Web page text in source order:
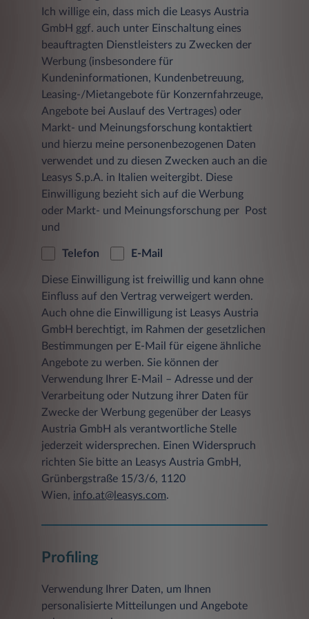
Wien,datenschutz.at@leasys.com.
2. Welche personenbezogenen Daten werden
erfasst?
a) Protokolldaten
Bei jedem Zugriff eines Nutzers auf eine Seite
aus dem Angebot der Leasys Austria GmbH
und bei jedem Abruf einer Datei werden
Zugriffsdaten über diesen Vorgang in einer
Protokolldatei auf einem Server gespeichert.
Jeder Datensatz besteht aus:
der Seite, von der aus der Datei
angefordert wurde
dem Datum und der Uhrzeit der
Anforderung
der übertragenen Datenmenge
dem Zugriffsstatus (Datei übertragen,
Datei nicht gefunden etc.)
einer Beschreibung des Typs des
verwendeten Webbrowsers
Client IP-Adresse
Die gespeicherten Daten werden ausschließlich
zu statistischen Zwecken ausgewertet, eine
Weitergabe an Dritte, zu kommerziellen noch
zu nichtkommerziellen Zwecken, findet nicht
statt.
Möglichkeit zur Eingabe persönlicher oder
geschäftlicher Daten (z.B. E-Mail-Adressen,
Preisgabe dieser Daten seitens des Nutzers auf
ausdrücklich freiwilliger Basis. Für eine
Ich willige ein, dass mich die Leasys Austria
GmbH ggf. auch unter Einschaltung eines
beauftragten Dienstleisters zu Zwecken der
Werbung (insbesondere für
Kundeninformationen, Kundenbetreuung,
Leasing-/Mietangebote für Konzernfahrzeuge,
Angebote bei Auslauf des Vertrages) oder
Markt- und Meinungsforschung kontaktiert
und hierzu meine personenbezogenen Daten
verwendet und zu diesen Zwecken auch an die
Leasys S.p.A. in Italien weitergibt. Diese
Einwilligung bezieht sich auf die Werbung
oder Markt- und Meinungsforschung per Post
und
Telefon E-Mail
Diese Einwilligung ist freiwillig und kann ohne
Einfluss auf den Vertrag verweigert werden.
Auch ohne die Einwilligung ist Leasys Austria
GmbH berechtigt, im Rahmen der gesetzlichen
Bestimmungen per E-Mail für eigene ähnliche
Angebote zu werben. Sie können der
Verwendung Ihrer E-Mail – Adresse und der
Verarbeitung oder Nutzung ihrer Daten für
Zwecke der Werbung gegenüber der Leasys
Austria GmbH als verantwortliche Stelle
jederzeit widersprechen. Einen Widerspruch
richten Sie bitte an Leasys Austria GmbH,
Grünbergstraße 15/3/6, 1120
Wien, info.at@leasys.com.
Profiling
Verwendung Ihrer Daten, um Ihnen
personalisierte Mitteilungen und Angebote